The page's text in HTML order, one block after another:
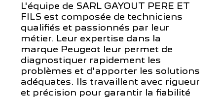
L'équipe de SARL GAYOUT PERE ET
FILS est composée de techniciens
qualifiés et passionnés par leur
métier. Leur expertise dans la
marque Peugeot leur permet de
diagnostiquer rapidement les
problèmes et d'apporter les solutions
adéquates. Ils travaillent avec rigueur
et précision pour garantir la fiabilité